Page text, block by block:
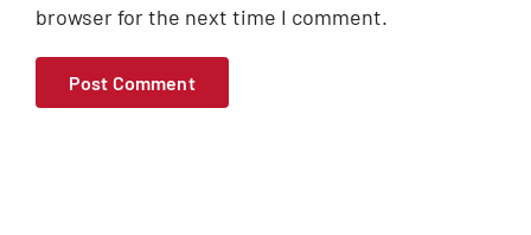
browser for the next time I comment.